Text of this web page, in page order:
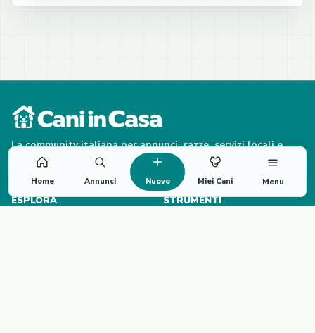
La community italiana per annunci, razze, servizi locali e
guide aggiornate sul mondo cane.
ESPLORA STRUMENTI
Home Annunci Nuovo Miei Cani Menu